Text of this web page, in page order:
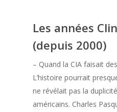
Les années
(depuis 2000)
– Quand la CIA faisait
L’histoire pourrait
ne révélait pas la
américains. Charles